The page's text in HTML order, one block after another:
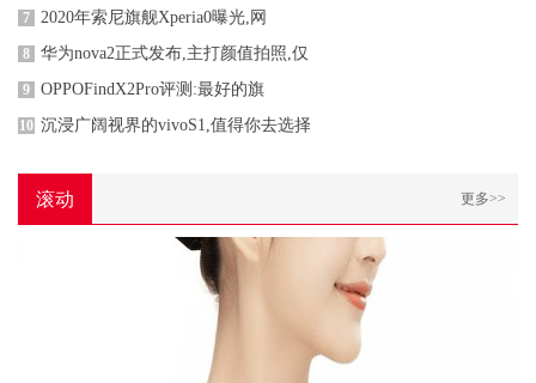
7 2020年索尼旗舰Xperia0曝光,网
8 华为nova2正式发布,主打颜值拍照,仅
9 OPPOFindX2Pro评测:最好的旗
10 沉浸广阔视界的vivoS1,值得你去选择
滚动 更多>>